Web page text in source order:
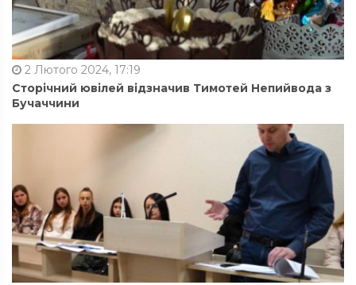
2 Лютого 2024, 17:19
Сторічний ювілей відзначив Тимотей Непийвода з
Бучаччини